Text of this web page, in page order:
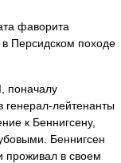
фаворита
Персидском походе
поначалу
генерал-лейтенанты
к Беннигсену,
Беннигсен
проживал в своем